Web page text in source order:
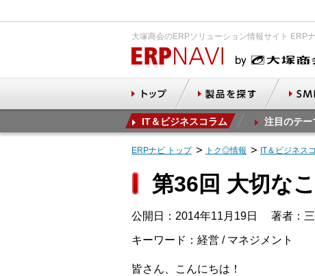
大塚商会のERPソリューション情報サイト ERP
IT＆ビジネスコラム 注目のテー
ERPナビ トップ トク◎情報 IT＆ビジネス
第36回 大切な
公開日：2014年11月19日 著者：
キーワード：経営 / マネジメント
皆さん、こんにちは！